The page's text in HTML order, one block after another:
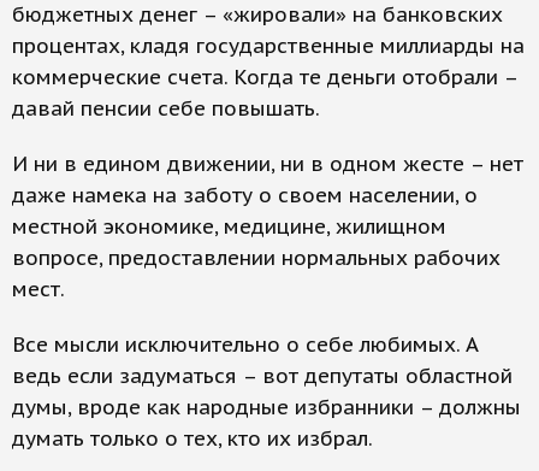
бюджетных денег – «жировали» на банковских
процентах, кладя государственные миллиарды на
коммерческие счета. Когда те деньги отобрали –
давай пенсии себе повышать.
И ни в едином движении, ни в одном жесте – нет
даже намека на заботу о своем населении, о
местной экономике, медицине, жилищном
вопросе, предоставлении нормальных рабочих
мест.
Все мысли исключительно о себе любимых. А
ведь если задуматься – вот депутаты областной
думы, вроде как народные избранники – должны
думать только о тех, кто их избрал.